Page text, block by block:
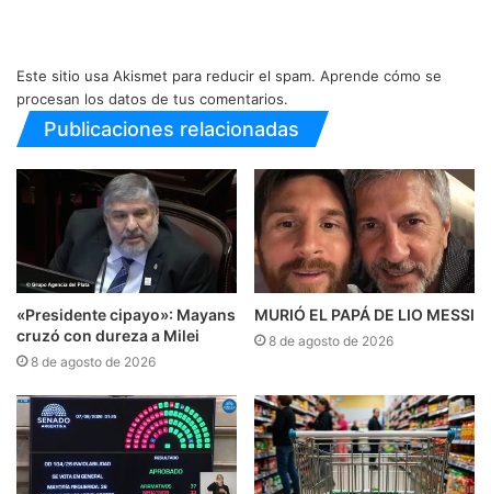
Este sitio usa Akismet para reducir el spam. Aprende cómo se
procesan los datos de tus comentarios.
Publicaciones relacionadas
«Presidente cipayo»: Mayans
cruzó con dureza a Milei
8 de agosto de 2026
MURIÓ EL PAPÁ DE LIO MESSI
8 de agosto de 2026